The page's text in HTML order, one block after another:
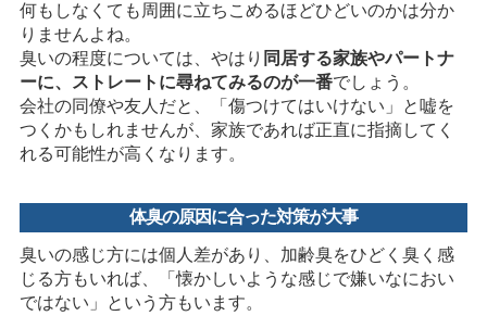
何もしなくても周囲に立ちこめるほどひどいのかは分か
りませんよね。
臭いの程度については、やはり 同居する家族やパートナ
ーに、ストレートに尋ねてみるのが一番でしょう。
会社の同僚や友人だと、「傷つけてはいけない」と嘘を
つくかもしれませんが、家族であれば正直に指摘してく
れる可能性が高くなります。
体臭の原因に合った対策が大事
臭いの感じ方には個人差があり、加齢臭をひどく臭く感
じる方もいれば、「懐かしいような感じで嫌いなにおい
ではない」という方もいます。